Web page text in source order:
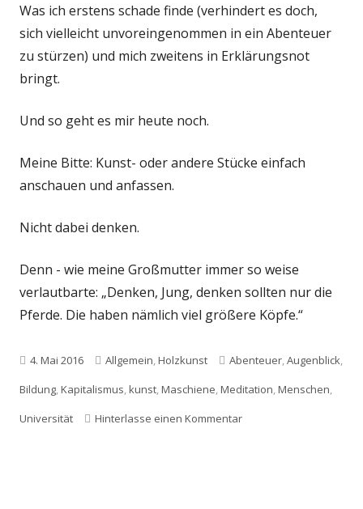
Was ich erstens schade finde (verhindert es doch,
sich vielleicht unvoreingenommen in ein Abenteuer
zu stürzen) und mich zweitens in Erklärungsnot
bringt.
Und so geht es mir heute noch.
Meine Bitte: Kunst- oder andere Stücke einfach
anschauen und anfassen.
Nicht dabei denken.
Denn - wie meine Großmutter immer so weise
verlautbarte: „Denken, Jung, denken sollten nur die
Pferde. Die haben nämlich viel größere Köpfe.“
Veröffentlicht
am
4. Mai 2016 Kategorien
Allgemein,Holzkunst Schlagwörter
Abenteuer,Augenblick,
Bildung,Kapitalismus,kunst,Maschiene,Meditation,Menschen,
Universität
Hinterlasse einen Kommentarzu Was für ein Ismus?